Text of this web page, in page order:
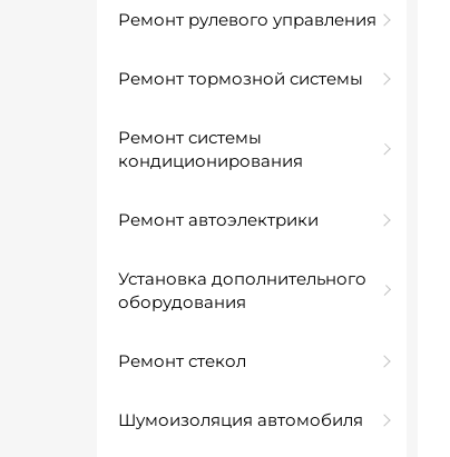
Ремонт рулевого управления
Ремонт тормозной системы
Ремонт системы
кондиционирования
Ремонт автоэлектрики
Установка дополнительного
оборудования
Ремонт стекол
Шумоизоляция автомобиля